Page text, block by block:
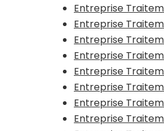
Entreprise
Entreprise
Entreprise
Entreprise
Entreprise
Entreprise
Entreprise
Entreprise